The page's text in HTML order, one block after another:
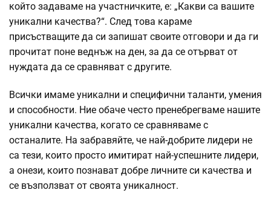
който задаваме на участничките, е: „Какви са вашите
уникални качества?“. След това караме
присъстващите да си запишат своите отговори и да ги
прочитат поне веднъж на ден, за да се отърват от
нуждата да се сравняват с другите.
Всички имаме уникални и специфични таланти, умения
и способности. Ние обаче често пренебрегваме нашите
уникални качества, когато се сравняваме с
останалите. На забравяйте, че най-добрите лидери не
са тези, които просто имитират най-успешните лидери,
а онези, които познават добре личните си качества и
се възползват от своята уникалност.